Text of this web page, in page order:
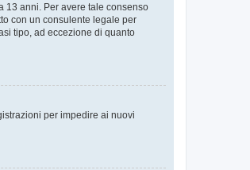
13 anni. Per avere tale consenso
con un consulente legale per
tipo, ad eccezione di quanto
per impedire ai nuovi